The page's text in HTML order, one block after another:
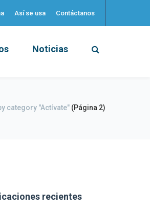
Así se usa Contáctanos
Noticias
category "Actívate" (Página 2)
recientes